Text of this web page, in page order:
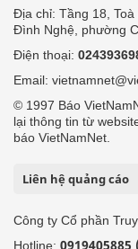
Địa chỉ: Tầng 18,
Đình Nghệ, phường
Điện thoại:
Email:
© 1997 Báo
lại thông tin từ
báo VietNamNet.
Liên hệ quảng cáo
Công ty Cổ phần
Hotline: 0919405885